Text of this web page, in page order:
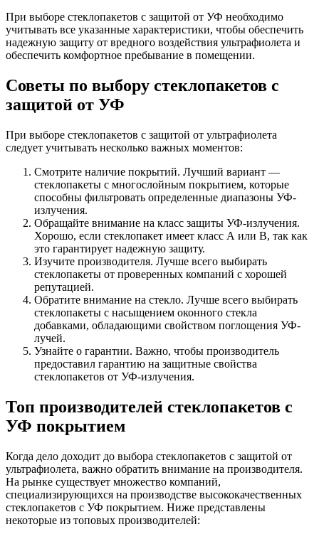
При выборе стеклопакетов с защитой от УФ необходимо
учитывать все указанные характеристики, чтобы обеспечить
надежную защиту от вредного воздействия ультрафиолета и
обеспечить комфортное пребывание в помещении.
Советы по выбору стеклопакетов с
защитой от УФ
При выборе стеклопакетов с защитой от ультрафиолета
следует учитывать несколько важных моментов:
Смотрите наличие покрытий. Лучший вариант —
стеклопакеты с многослойным покрытием, которые
способны фильтровать определенные диапазоны УФ-
излучения.
Обращайте внимание на класс защиты УФ-излучения.
Хорошо, если стеклопакет имеет класс А или B, так как
это гарантирует надежную защиту.
Изучите производителя. Лучше всего выбирать
стеклопакеты от проверенных компаний с хорошей
репутацией.
Обратите внимание на стекло. Лучше всего выбирать
стеклопакеты с насыщением оконного стекла
добавками, обладающими свойством поглощения УФ-
лучей.
Узнайте о гарантии. Важно, чтобы производитель
предоставил гарантию на защитные свойства
стеклопакетов от УФ-излучения.
Топ производителей стеклопакетов с
УФ покрытием
Когда дело доходит до выбора стеклопакетов с защитой от
ультрафиолета, важно обратить внимание на производителя.
На рынке существует множество компаний,
специализирующихся на производстве высококачественных
стеклопакетов с УФ покрытием. Ниже представлены
некоторые из топовых производителей: